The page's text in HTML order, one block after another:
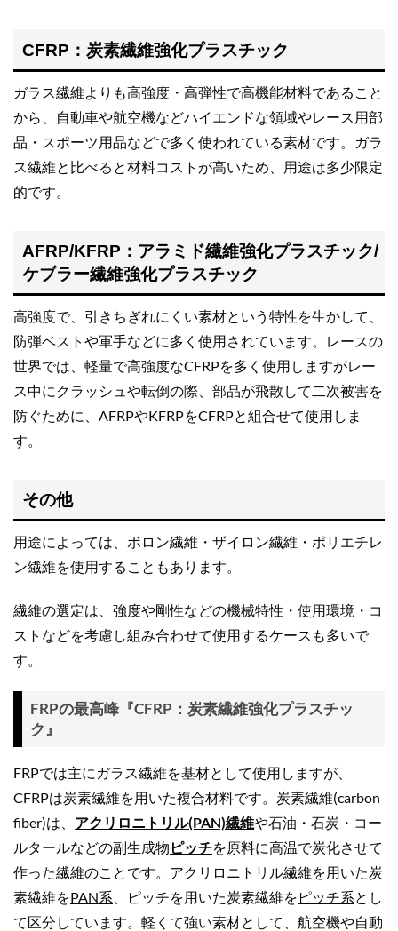
CFRP：炭素繊維強化プラスチック
ガラス繊維よりも高強度・高弾性で高機能材料であること
から、自動車や航空機などハイエンドな領域やレース用部
品・スポーツ用品などで多く使われている素材です。ガラ
ス繊維と比べると材料コストが高いため、用途は多少限定
的です。
AFRP/KFRP：アラミド繊維強化プラスチック/
ケブラー繊維強化プラスチック
高強度で、引きちぎれにくい素材という特性を生かして、
防弾ベストや軍手などに多く使用されています。レースの
世界では、軽量で高強度なCFRPを多く使用しますがレー
ス中にクラッシュや転倒の際、部品が飛散して二次被害を
防ぐために、AFRPやKFRPをCFRPと組合せて使用しま
す。
その他
用途によっては、ボロン繊維・ザイロン繊維・ポリエチレ
ン繊維を使用することもあります。
繊維の選定は、強度や剛性などの機械特性・使用環境・コ
ストなどを考慮し組み合わせて使用するケースも多いで
す。
FRPの最高峰『CFRP：炭素繊維強化プラスチッ
ク』
FRPでは主にガラス繊維を基材として使用しますが、
CFRPは炭素繊維を用いた複合材料です。炭素繊維(carbon
fiber)は、 アクリロニトリル(PAN)繊維や石油・石炭・コー
ルタールなどの副生成物 ピッチを原料に高温で炭化させて
作った繊維のことです。アクリロニトリル繊維を用いた炭
素繊維をPAN系 、ピッチを用いた炭素繊維を ピッチ系 とし
て区分しています。軽くて強い素材として、航空機や自動